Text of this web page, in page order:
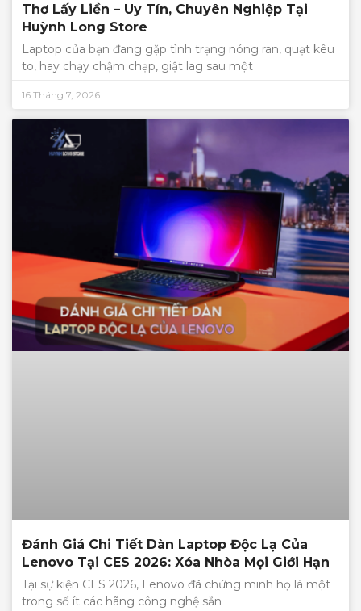
Thơ Lấy Liền – Uy Tín, Chuyên Nghiệp Tại
Huỳnh Long Store
Laptop của bạn đang gặp tình trạng nóng ran, quạt kêu
to, hay chạy chậm chạp, giật lag sau một
16 Tháng 7, 2026
Đánh Giá Chi Tiết Dàn Laptop Độc Lạ Của
Lenovo Tại CES 2026: Xóa Nhòa Mọi Giới Hạn
Tại sự kiện CES 2026, Lenovo đã chứng minh họ là một
trong số ít các hãng công nghệ sẵn